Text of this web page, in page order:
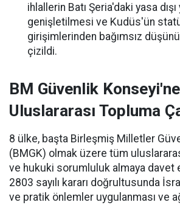
ihlallerin Batı Şeria'daki yasa
genişletilmesi ve Kudüs'ün
girişimlerinden bağımsız
çizildi.
BM Güvenlik
Uluslararası Topluma
8 ülke, başta Birleşmiş Milletler
(BMGK) olmak üzere tüm
ve hukuki sorumluluk almaya davet
2803 sayılı kararı doğrultusunda
ve pratik önlemler uygulanması ve